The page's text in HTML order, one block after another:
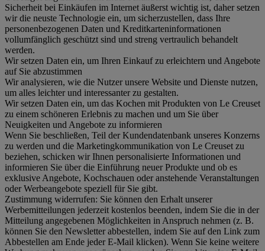
Sicherheit bei Einkäufen im Internet äußerst wichtig ist, daher setzen
wir die neuste Technologie ein, um sicherzustellen, dass Ihre
personenbezogenen Daten und Kreditkarteninformationen
vollumfänglich geschützt sind und streng vertraulich behandelt
werden.
Wir setzen Daten ein, um Ihren Einkauf zu erleichtern und Angebote
auf Sie abzustimmen
Wir analysieren, wie die Nutzer unsere Website und Dienste nutzen,
um alles leichter und interessanter zu gestalten.
Wir setzen Daten ein, um das Kochen mit Produkten von Le Creuset
zu einem schöneren Erlebnis zu machen und um Sie über
Neuigkeiten und Angebote zu informieren
Wenn Sie beschließen, Teil der Kundendatenbank unseres Konzerns
zu werden und die Marketingkommunikation von Le Creuset zu
beziehen, schicken wir Ihnen personalisierte Informationen und
informieren Sie über die Einführung neuer Produkte und ob es
exklusive Angebote, Kochschauen oder anstehende Veranstaltungen
oder Werbeangebote speziell für Sie gibt.
Zustimmung widerrufen: Sie können den Erhalt unserer
Werbemitteilungen jederzeit kostenlos beenden, indem Sie die in der
Mitteilung angegebenen Möglichkeiten in Anspruch nehmen (z. B.
können Sie den Newsletter abbestellen, indem Sie auf den Link zum
Abbestellen am Ende jeder E-Mail klicken). Wenn Sie keine weitere